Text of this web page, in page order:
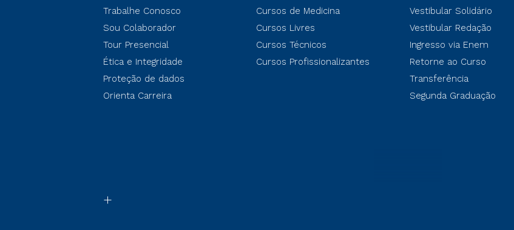
Trabalhe Conosco
Sou Colaborador
Tour Presencial
Ética e Integridade
Proteção de dados
Orienta Carreira
Cursos de Medicina
Cursos Livres
Cursos Técnicos
Cursos Profissionalizantes
Vestibular Solidário
Vestibular Redação
Ingresso via Enem
Retorne ao Curso
Transferência
Segunda Graduação